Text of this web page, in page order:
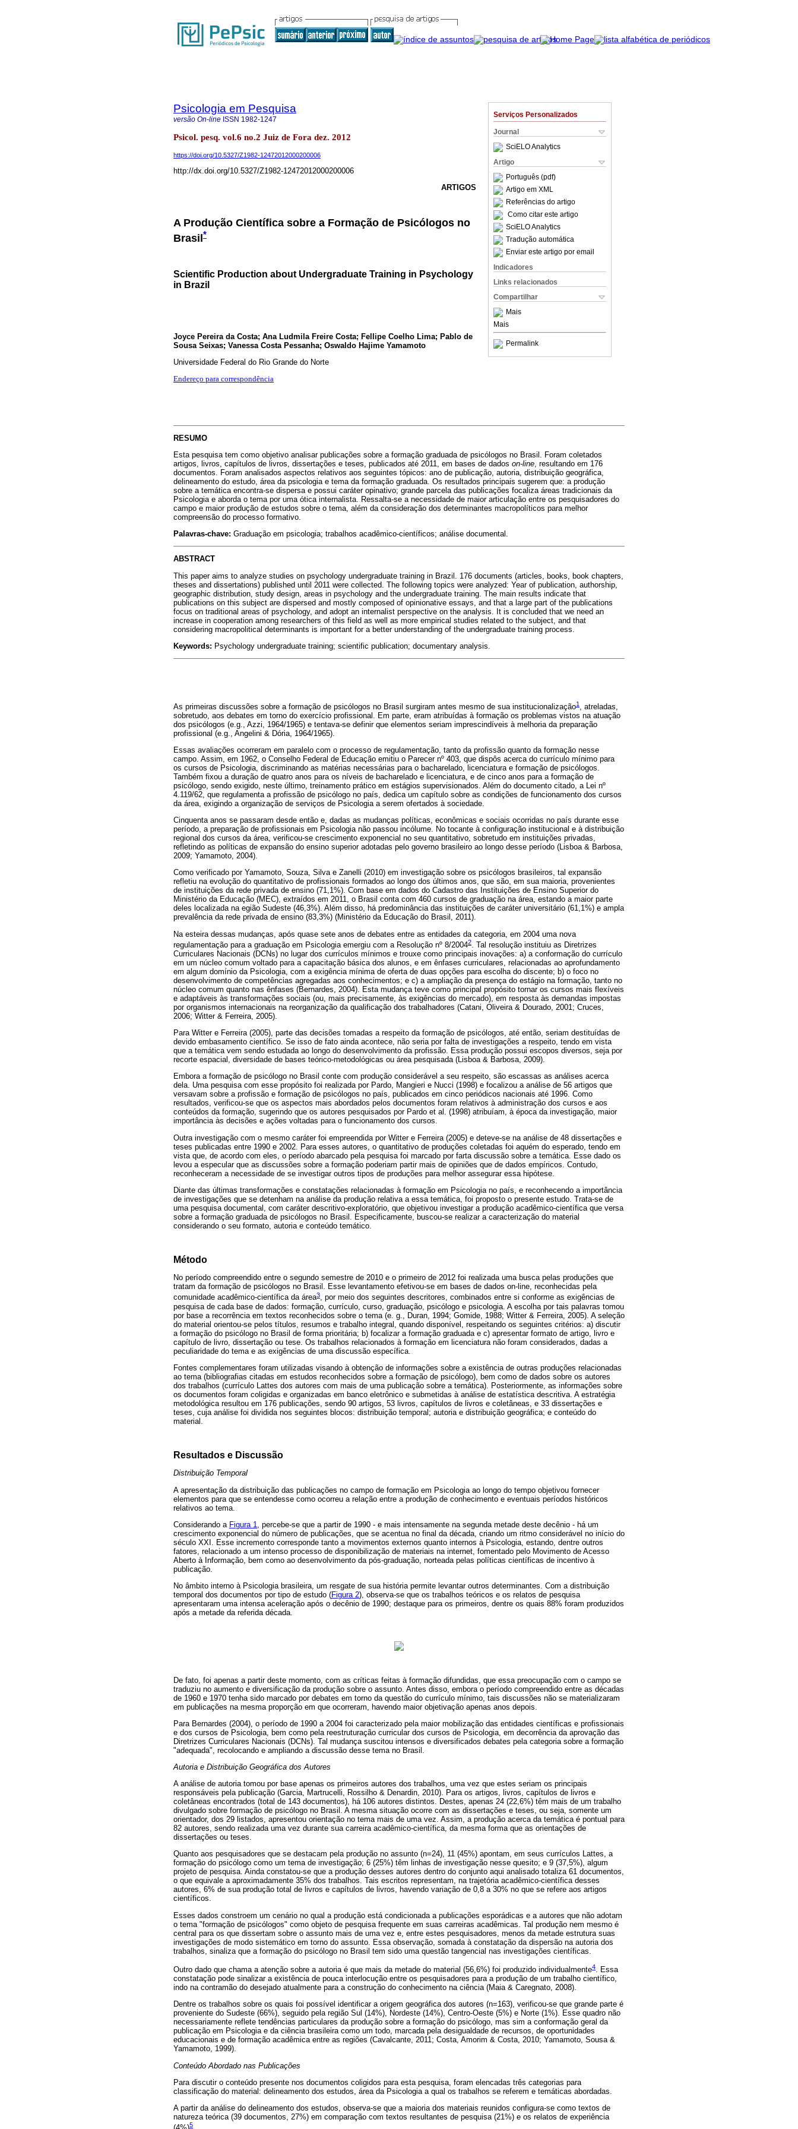
Serviços Personalizados
Journal
SciELO Analytics
Artigo
Português (pdf)
Artigo em XML
Referências do artigo
Como citar este artigo
SciELO Analytics
Tradução automática
Enviar este artigo por email
Indicadores
Links relacionados
Compartilhar
Mais
Mais
Permalink
Psicologia em Pesquisa
versão On-line ISSN 1982-1247
Psicol. pesq. vol.6 no.2 Juiz de Fora dez. 2012
https://doi.org/10.5327/Z1982-12472012000200006
http://dx.doi.org/10.5327/Z1982-12472012000200006
ARTIGOS
A Produção Científica sobre a Formação de Psicólogos no
Brasil*
Scientific Production about Undergraduate Training in Psychology
in Brazil
Joyce Pereira da Costa; Ana Ludmila Freire Costa; Fellipe Coelho Lima; Pablo de
Sousa Seixas; Vanessa Costa Pessanha; Oswaldo Hajime Yamamoto
Universidade Federal do Rio Grande do Norte
Endereço para correspondência
RESUMO
Esta pesquisa tem como objetivo analisar publicações sobre a formação graduada de psicólogos no Brasil. Foram coletados
artigos, livros, capítulos de livros, dissertações e teses, publicados até 2011, em bases de dados on-line , resultando em 176
documentos. Foram analisados aspectos relativos aos seguintes tópicos: ano de publicação, autoria, distribuição geográfica,
delineamento do estudo, área da psicologia e tema da formação graduada. Os resultados principais sugerem que: a produção
sobre a temática encontra-se dispersa e possui caráter opinativo; grande parcela das publicações focaliza áreas tradicionais da
Psicologia e aborda o tema por uma ótica internalista. Ressalta-se a necessidade de maior articulação entre os pesquisadores do
campo e maior produção de estudos sobre o tema, além da consideração dos determinantes macropolíticos para melhor
compreensão do processo formativo.
Palavras-chave: Graduação em psicologia; trabalhos acadêmico-científicos; análise documental.
ABSTRACT
This paper aims to analyze studies on psychology undergraduate training in Brazil. 176 documents (articles, books, book chapters,
theses and dissertations) published until 2011 were collected. The following topics were analyzed: Year of publication, authorship,
geographic distribution, study design, areas in psychology and the undergraduate training. The main results indicate that
publications on this subject are dispersed and mostly composed of opinionative essays, and that a large part of the publications
focus on traditional areas of psychology, and adopt an internalist perspective on the analysis. It is concluded that we need an
increase in cooperation among researchers of this field as well as more empirical studies related to the subject, and that
considering macropolitical determinants is important for a better understanding of the undergraduate training process.
Keywords: Psychology undergraduate training; scientific publication; documentary analysis.
As primeiras discussões sobre a formação de psicólogos no Brasil surgiram antes mesmo de sua institucionalização1
, atreladas,
sobretudo, aos debates em torno do exercício profissional. Em parte, eram atribuídas à formação os problemas vistos na atuação
dos psicólogos (e.g., Azzi, 1964/1965) e tentava-se definir que elementos seriam imprescindíveis à melhoria da preparação
profissional (e.g., Angelini & Dória, 1964/1965).
Essas avaliações ocorreram em paralelo com o processo de regulamentação, tanto da profissão quanto da formação nesse
campo. Assim, em 1962, o Conselho Federal de Educação emitiu o Parecer nº 403, que dispôs acerca do currículo mínimo para
os cursos de Psicologia, discriminando as matérias necessárias para o bacharelado, licenciatura e formação de psicólogos.
Também fixou a duração de quatro anos para os níveis de bacharelado e licenciatura, e de cinco anos para a formação de
psicólogo, sendo exigido, neste último, treinamento prático em estágios supervisionados. Além do documento citado, a Lei nº
4.119/62, que regulamenta a profissão de psicólogo no país, dedica um capítulo sobre as condições de funcionamento dos cursos
da área, exigindo a organização de serviços de Psicologia a serem ofertados à sociedade.
Cinquenta anos se passaram desde então e, dadas as mudanças políticas, econômicas e sociais ocorridas no país durante esse
período, a preparação de profissionais em Psicologia não passou incólume. No tocante à configuração institucional e à distribuição
regional dos cursos da área, verificou-se crescimento exponencial no seu quantitativo, sobretudo em instituições privadas,
refletindo as políticas de expansão do ensino superior adotadas pelo governo brasileiro ao longo desse período (Lisboa & Barbosa,
2009; Yamamoto, 2004).
Como verificado por Yamamoto, Souza, Silva e Zanelli (2010) em investigação sobre os psicólogos brasileiros, tal expansão
refletiu na evolução do quantitativo de profissionais formados ao longo dos últimos anos, que são, em sua maioria, provenientes
de instituições da rede privada de ensino (71,1%). Com base em dados do Cadastro das Instituições de Ensino Superior do
Ministério da Educação (MEC), extraídos em 2011, o Brasil conta com 460 cursos de graduação na área, estando a maior parte
deles localizada na egião Sudeste (46,3%). Além disso, há predominância das instituições de caráter universitário (61,1%) e ampla
prevalência da rede privada de ensino (83,3%) (Ministério da Educação do Brasil, 2011).
Na esteira dessas mudanças, após quase sete anos de debates entre as entidades da categoria, em 2004 uma nova
regulamentação para a graduação em Psicologia emergiu com a Resolução nº 8/20042. Tal resolução instituiu as Diretrizes
Curriculares Nacionais (DCNs) no lugar dos currículos mínimos e trouxe como principais inovações: a) a conformação do currículo
em um núcleo comum voltado para a capacitação básica dos alunos, e em ênfases curriculares, relacionadas ao aprofundamento
em algum domínio da Psicologia, com a exigência mínima de oferta de duas opções para escolha do discente; b) o foco no
desenvolvimento de competências agregadas aos conhecimentos; e c) a ampliação da presença do estágio na formação, tanto no
núcleo comum quanto nas ênfases (Bernardes, 2004). Esta mudança teve como principal propósito tornar os cursos mais flexíveis
e adaptáveis às transformações sociais (ou, mais precisamente, às exigências do mercado), em resposta às demandas impostas
por organismos internacionais na reorganização da qualificação dos trabalhadores (Catani, Oliveira & Dourado, 2001; Cruces,
2006; Witter & Ferreira, 2005).
Para Witter e Ferreira (2005), parte das decisões tomadas a respeito da formação de psicólogos, até então, seriam destituídas de
devido embasamento científico. Se isso de fato ainda acontece, não seria por falta de investigações a respeito, tendo em vista
que a temática vem sendo estudada ao longo do desenvolvimento da profissão. Essa produção possui escopos diversos, seja por
recorte espacial, diversidade de bases teórico-metodológicas ou área pesquisada (Lisboa & Barbosa, 2009).
Embora a formação de psicólogo no Brasil conte com produção considerável a seu respeito, são escassas as análises acerca
dela. Uma pesquisa com esse propósito foi realizada por Pardo, Mangieri e Nucci (1998) e focalizou a análise de 56 artigos que
versavam sobre a profissão e formação de psicólogos no país, publicados em cinco periódicos nacionais até 1996. Como
resultados, verificou-se que os aspectos mais abordados pelos documentos foram relativos à administração dos cursos e aos
conteúdos da formação, sugerindo que os autores pesquisados por Pardo et al. (1998) atribuíam, à época da investigação, maior
importância às decisões e ações voltadas para o funcionamento dos cursos.
Outra investigação com o mesmo caráter foi empreendida por Witter e Ferreira (2005) e deteve-se na análise de 48 dissertações e
teses publicadas entre 1990 e 2002. Para esses autores, o quantitativo de produções coletadas foi aquém do esperado, tendo em
vista que, de acordo com eles, o período abarcado pela pesquisa foi marcado por farta discussão sobre a temática. Esse dado os
levou a especular que as discussões sobre a formação poderiam partir mais de opiniões que de dados empíricos. Contudo,
reconheceram a necessidade de se investigar outros tipos de produções para melhor assegurar essa hipótese.
Diante das últimas transformações e constatações relacionadas à formação em Psicologia no país, e reconhecendo a importância
de investigações que se detenham na análise da produção relativa a essa temática, foi proposto o presente estudo. Trata-se de
uma pesquisa documental, com caráter descritivo-exploratório, que objetivou investigar a produção acadêmico-científica que versa
sobre a formação graduada de psicólogos no Brasil. Especificamente, buscou-se realizar a caracterização do material
considerando o seu formato, autoria e conteúdo temático.
Método
No período compreendido entre o segundo semestre de 2010 e o primeiro de 2012 foi realizada uma busca pelas produções que
tratam da formação de psicólogos no Brasil. Esse levantamento efetivou-se em bases de dados on-line, reconhecidas pela
comunidade acadêmico-científica da área3, por meio dos seguintes descritores, combinados entre si conforme as exigências de
pesquisa de cada base de dados: formação, currículo, curso, graduação, psicólogo e psicologia. A escolha por tais palavras tomou
por base a recorrência em textos reconhecidos sobre o tema (e. g., Duran, 1994; Gomide, 1988; Witter & Ferreira, 2005). A seleção
do material orientou-se pelos títulos, resumos e trabalho integral, quando disponível, respeitando os seguintes critérios: a) discutir
a formação do psicólogo no Brasil de forma prioritária; b) focalizar a formação graduada e c) apresentar formato de artigo, livro e
capítulo de livro, dissertação ou tese. Os trabalhos relacionados à formação em licenciatura não foram considerados, dadas a
peculiaridade do tema e as exigências de uma discussão específica.
Fontes complementares foram utilizadas visando à obtenção de informações sobre a existência de outras produções relacionadas
ao tema (bibliografias citadas em estudos reconhecidos sobre a formação de psicólogo), bem como de dados sobre os autores
dos trabalhos (currículo Lattes dos autores com mais de uma publicação sobre a temática). Posteriormente, as informações sobre
os documentos foram coligidas e organizadas em banco eletrônico e submetidas à análise de estatística descritiva. A estratégia
metodológica resultou em 176 publicações, sendo 90 artigos, 53 livros, capítulos de livros e coletâneas, e 33 dissertações e
teses, cuja análise foi dividida nos seguintes blocos: distribuição temporal; autoria e distribuição geográfica; e conteúdo do
material.
Resultados e Discussão
Distribuição Temporal
A apresentação da distribuição das publicações no campo de formação em Psicologia ao longo do tempo objetivou fornecer
elementos para que se entendesse como ocorreu a relação entre a produção de conhecimento e eventuais períodos históricos
relativos ao tema.
Considerando a Figura 1
, percebe-se que a partir de 1990 - e mais intensamente na segunda metade deste decênio - há um
crescimento exponencial do número de publicações, que se acentua no final da década, criando um ritmo considerável no início do
século XXI. Esse incremento corresponde tanto a movimentos externos quanto internos à Psicologia, estando, dentre outros
fatores, relacionado a um intenso processo de disponibilização de materiais na internet, fomentado pelo Movimento de Acesso
Aberto à Informação, bem como ao desenvolvimento da pós-graduação, norteada pelas políticas científicas de incentivo à
publicação.
No âmbito interno à Psicologia brasileira, um resgate de sua história permite levantar outros determinantes. Com a distribuição
temporal dos documentos por tipo de estudo (Figura 2), observa-se que os trabalhos teóricos e os relatos de pesquisa
apresentaram uma intensa aceleração após o decênio de 1990; destaque para os primeiros, dentre os quais 88% foram produzidos
após a metade da referida década.
De fato, foi apenas a partir deste momento, com as críticas feitas à formação difundidas, que essa preocupação com o campo se
traduziu no aumento e diversificação da produção sobre o assunto. Antes disso, embora o período compreendido entre as décadas
de 1960 e 1970 tenha sido marcado por debates em torno da questão do currículo mínimo, tais discussões não se materializaram
em publicações na mesma proporção em que ocorreram, havendo maior objetivação apenas anos depois.
Para Bernardes (2004), o período de 1990 a 2004 foi caracterizado pela maior mobilização das entidades científicas e profissionais
e dos cursos de Psicologia, bem como pela reestruturação curricular dos cursos de Psicologia, em decorrência da aprovação das
Diretrizes Curriculares Nacionais (DCNs). Tal mudança suscitou intensos e diversificados debates pela categoria sobre a formação
"adequada", recolocando e ampliando a discussão desse tema no Brasil.
Autoria e Distribuição Geográfica dos Autores
A análise de autoria tomou por base apenas os primeiros autores dos trabalhos, uma vez que estes seriam os principais
responsáveis pela publicação (Garcia, Martrucelli, Rossilho & Denardin, 2010). Para os artigos, livros, capítulos de livros e
coletâneas encontrados (total de 143 documentos), há 106 autores distintos. Destes, apenas 24 (22,6%) têm mais de um trabalho
divulgado sobre formação de psicólogo no Brasil. A mesma situação ocorre com as dissertações e teses, ou seja, somente um
orientador, dos 29 listados, apresentou orientação no tema mais de uma vez. Assim, a produção acerca da temática é pontual para
82 autores, sendo realizada uma vez durante sua carreira acadêmico-científica, da mesma forma que as orientações de
dissertações ou teses.
Quanto aos pesquisadores que se destacam pela produção no assunto (n=24), 11 (45%) apontam, em seus currículos Lattes, a
formação do psicólogo como um tema de investigação; 6 (25%) têm linhas de investigação nesse quesito; e 9 (37,5%), algum
projeto de pesquisa. Ainda constatou-se que a produção desses autores dentro do conjunto aqui analisado totaliza 61 documentos,
o que equivale a aproximadamente 35% dos trabalhos. Tais escritos representam, na trajetória acadêmico-científica desses
autores, 6% de sua produção total de livros e capítulos de livros, havendo variação de 0,8 a 30% no que se refere aos artigos
científicos.
Esses dados constroem um cenário no qual a produção está condicionada a publicações esporádicas e a autores que não adotam
o tema "formação de psicólogos" como objeto de pesquisa frequente em suas carreiras acadêmicas. Tal produção nem mesmo é
central para os que dissertam sobre o assunto mais de uma vez e, entre estes pesquisadores, menos da metade estrutura suas
investigações de modo sistemático em torno do assunto. Essa observação, somada à constatação da dispersão na autoria dos
trabalhos, sinaliza que a formação do psicólogo no Brasil tem sido uma questão tangencial nas investigações científicas.
Outro dado que chama a atenção sobre a autoria é que mais da metade do material (56,6%) foi produzido individualmente4. Essa
constatação pode sinalizar a existência de pouca interlocução entre os pesquisadores para a produção de um trabalho científico,
indo na contramão do desejado atualmente para a construção do conhecimento na ciência (Maia & Caregnato, 2008).
Dentre os trabalhos sobre os quais foi possível identificar a origem geográfica dos autores (n=163), verificou-se que grande parte é
proveniente do Sudeste (66%), seguido pela região Sul (14%), Nordeste (14%), Centro-Oeste (5%) e Norte (1%). Esse quadro não
necessariamente reflete tendências particulares da produção sobre a formação do psicólogo, mas sim a conformação geral da
publicação em Psicologia e da ciência brasileira como um todo, marcada pela desigualdade de recursos, de oportunidades
educacionais e de formação acadêmica entre as regiões (Cavalcante, 2011; Costa, Amorim & Costa, 2010; Yamamoto, Sousa &
Yamamoto, 1999).
Conteúdo Abordado nas Publicações
Para discutir o conteúdo presente nos documentos coligidos para esta pesquisa, foram elencadas três categorias para
classificação do material: delineamento dos estudos, área da Psicologia a qual os trabalhos se referem e temáticas abordadas.
A partir da análise do delineamento dos estudos, observa-se que a maioria dos materiais reunidos configura-se como textos de
natureza teórica (39 documentos, 27%) em comparação com textos resultantes de pesquisa (21%) e os relatos de experiência
5